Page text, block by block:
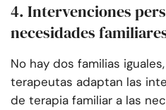
4. Intervenciones
necesidades
No hay dos familias
terapeutas adaptan las
de terapia familiar a las